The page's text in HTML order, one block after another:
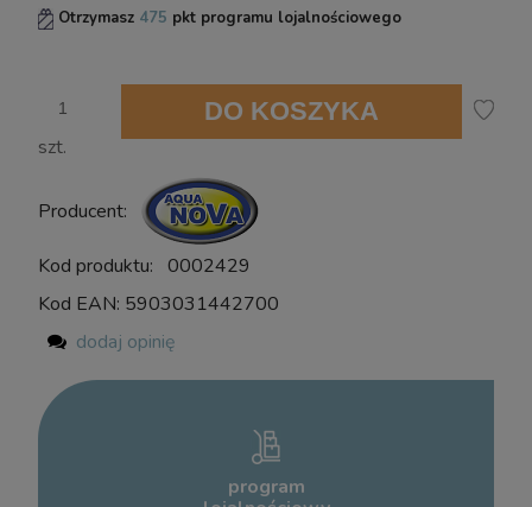
Otrzymasz 475 pkt programu lojalnościowego
szt.
DO KOSZYKA
Producent:
Kod produktu: 0002429
Kod EAN: 5903031442700
dodaj opinię
program